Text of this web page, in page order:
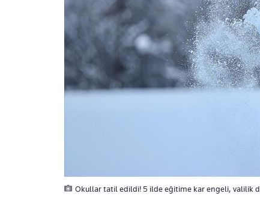
Okullar tatil edildi! 5 ilde eğitime kar engeli, valilik